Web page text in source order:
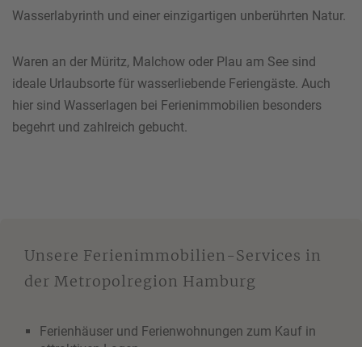
Wasserlabyrinth und einer einzigartigen unberührten Natur.
Waren an der Müritz, Malchow oder Plau am See sind
ideale Urlaubsorte für wasserliebende Feriengäste. Auch
hier sind Wasserlagen bei Ferienimmobilien besonders
begehrt und zahlreich gebucht.
Unsere Ferienimmobilien-Services in
der Metropolregion Hamburg
Ferienhäuser und Ferienwohnungen zum Kauf in